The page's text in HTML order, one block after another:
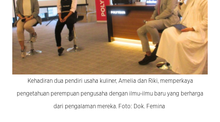
Kehadiran dua pendiri usaha kuliner, Amelia dan Riki, memperkaya
pengetahuan perempuan pengusaha dengan ilmu-ilmu baru yang berharga
dari pengalaman mereka. Foto: Dok. Femina